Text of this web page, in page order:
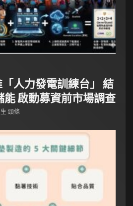
「人力發電訓練台」 結
能 啟動募資前市場調查
生 頭條